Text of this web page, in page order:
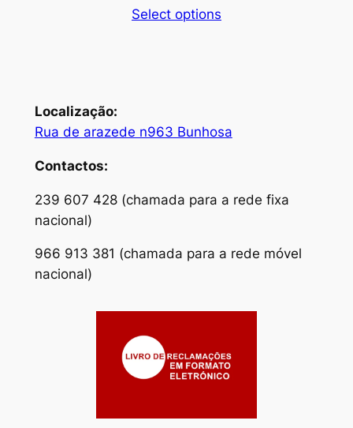
Select options
Localização:
Rua de arazede n963 Bunhosa
Contactos:
239 607 428 (chamada para a rede fixa
nacional)
966 913 381 (chamada para a rede móvel
nacional)